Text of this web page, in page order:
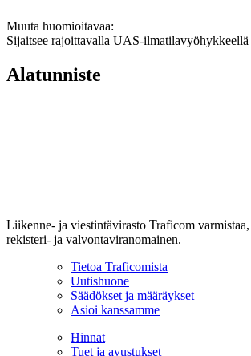
Muuta huomioitavaa:
Sijaitsee rajoittavalla UAS-
Alatunniste
Liikenne- ja viestintävirasto Traficom
rekisteri- ja valvontaviranomainen.
Tietoa Traficomista
Uutishuone
Säädökset ja määräykset
Asioi kanssamme
Hinnat
Tuet ja avustukset